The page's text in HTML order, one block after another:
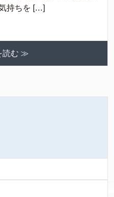
持ちを […]
読む ≫